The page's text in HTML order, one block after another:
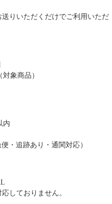
りいただくだけでご利用いただ
象商品）
内
・追跡あり・通関対応）
しておりません。